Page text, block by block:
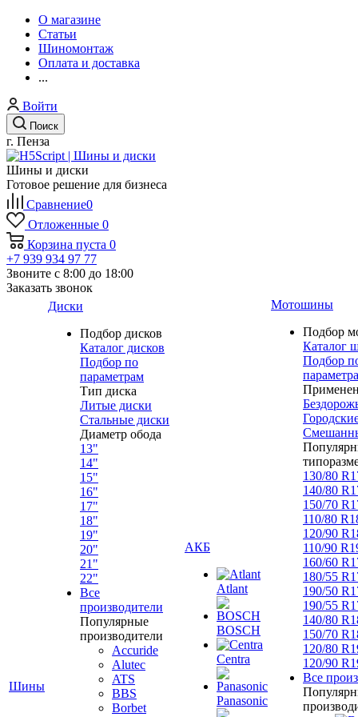
О магазине
Статьи
Шиномонтаж
Оплата и доставка
...
Войти
Поиск
г. Пенза
Шины и диски
Готовое решение для бизнеса
Сравнение0
Отложенные 0
Корзина пуста 0
+7 939 934 97 77
Звоните с 8:00 до 18:00
Заказать звонок
Шины
Диски
Подбор дисков
Каталог дисков
Подбор по
параметрам
Тип диска
Литые диски
Стальные диски
Диаметр обода
13"
14"
15"
16"
17"
18"
19"
20"
21"
22"
Все
производители
Популярные
производители
Accuride
Alutec
ATS
BBS
Borbet
АКБ
Atlant
BOSCH
Centra
Panasonic
Мотошины
Подбор
Каталог
Подбор
130/80
140/80
150/70
110/80
120/90
110/90
160/60
180/55
190/50
190/55
140/80
150/70
120/80
120/90
Все